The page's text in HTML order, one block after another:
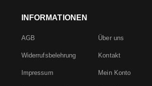
INFORMATIONEN
AGB
Widerrufsbelehrung
Impressum
Über uns
Kontakt
Mein Konto